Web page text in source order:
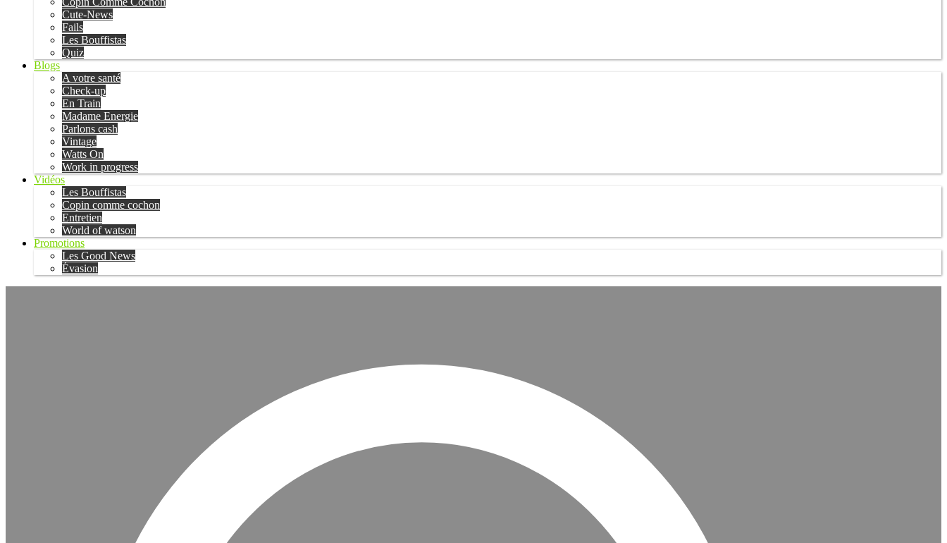
Cute-News
Fails
Les Bouffistas
Quiz
Blogs
A votre santé
Check-up
En Train
Madame Energie
Parlons cash
Vintage
Watts On
Work in progress
Vidéos
Les Bouffistas
Copin comme cochon
Entretien
World of watson
Promotions
Les Good News
Évasion